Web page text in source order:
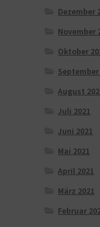
Dezember
November
Oktober
September
August
Juli 2021
Juni 2021
Mai 2021
April 2021
März 2021
Februar